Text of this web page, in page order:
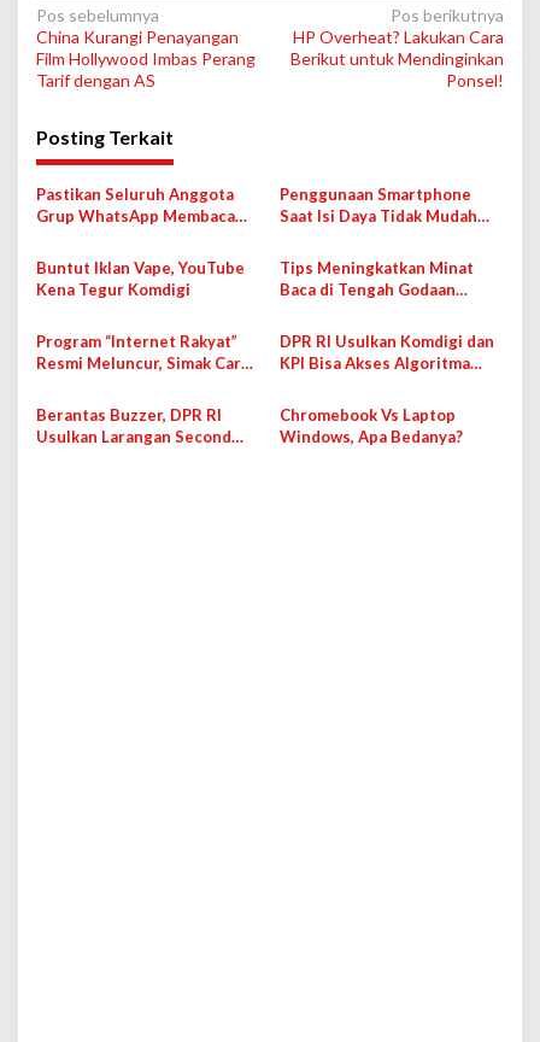
N
a
v
i
g
a
s
i
p
o
s
Pos sebelumnya
China Kurangi Penayangan
Film Hollywood Imbas Perang
Tarif dengan AS
Pos berikutnya
HP Overheat? Lakukan Cara
Berikut untuk Mendinginkan
Ponsel!
Posting Terkait
Pastikan Seluruh Anggota
Grup WhatsApp Membaca
Penggunaan Smartphone
Saat Isi Daya Tidak Mudah
Buntut Iklan Vape, YouTube
Kena Tegur Komdigi
Tips Meningkatkan Minat
Baca di Tengah Godaan
Program “Internet Rakyat”
Resmi Meluncur, Simak Cara
DPR RI Usulkan Komdigi dan
KPI Bisa Akses Algoritma
Berantas Buzzer, DPR RI
Usulkan Larangan Second
Chromebook Vs Laptop
Windows, Apa Bedanya?